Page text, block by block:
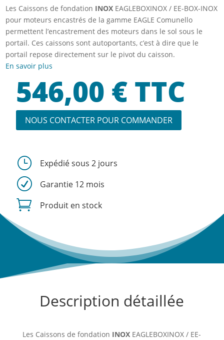
Les Caissons de fondation INOX EAGLEBOXINOX / EE-BOX-INOX
pour moteurs encastrés de la gamme EAGLE Comunello
permettent l’encastrement des moteurs dans le sol sous le
portail. Ces caissons sont autoportants, c’est à dire que le
portail repose directement sur le pivot du caisson.
En savoir plus
546,00 € TTC
NOUS CONTACTER POUR COMMANDER
} Expédié sous 2 jours
R Garantie 12 mois
 Produit en stock
Description détaillée
Les Caissons de fondation INOXEAGLEBOXINOX / EE-